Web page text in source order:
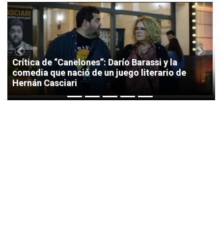
1
Crítica de “Canelones”: Darío Barassi y la
comedia que nació de un juego literario de
Hernán Casciari
Previous Next